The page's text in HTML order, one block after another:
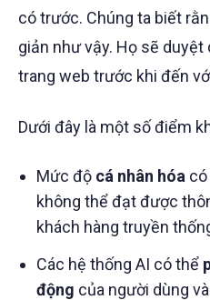
có trước. Chúng ta biết
giản như vậy. Họ sẽ duyệt
trang web trước khi đến
Dưới đây là một số điểm
Mức độ cá nhân hóa có
không thể đạt được
khách hàng truyền
Các hệ thống AI có thể
động của người dùng